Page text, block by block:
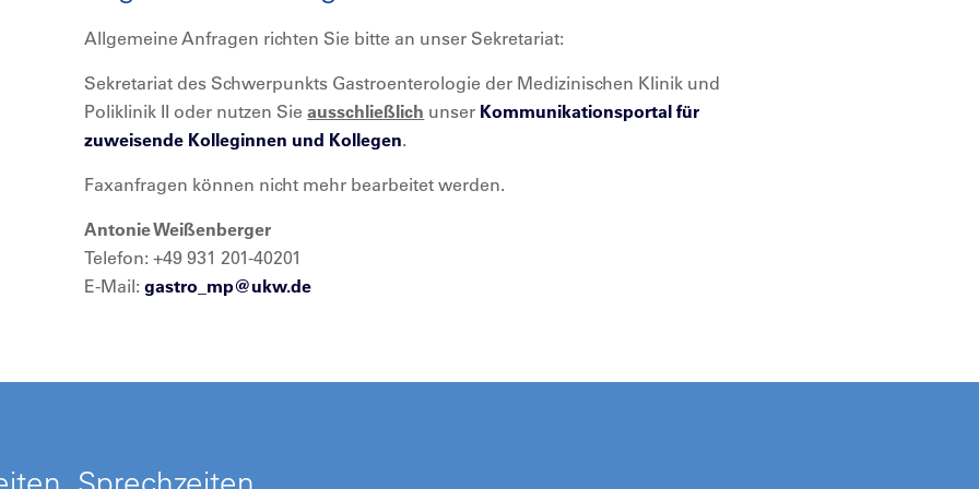
Allgemeine Anfragen richten Sie bitte an unser Sekretariat:
Sekretariat des Schwerpunkts Gastroenterologie der Medizinischen Klinik und
Poliklinik II oder nutzen Sieausschließlich unser Kommunikationsportal für
zuweisende Kolleginnen und Kollegen.
Faxanfragen können nicht mehr bearbeitet werden.
Antonie Weißenberger
Telefon: +49 931 201-40201
E-Mail:gastro_mp@ukw.de